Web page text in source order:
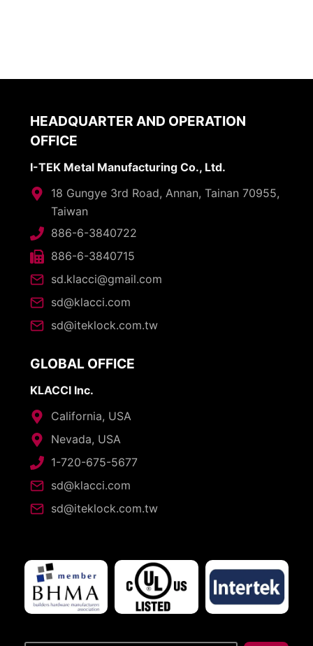
HEADQUARTER AND OPERATION
OFFICE
I-TEK Metal Manufacturing Co., Ltd.
18 Gungye 3rd Road, Annan, Tainan 70955,
Taiwan
886-6-3840722
886-6-3840715
sd.klacci@gmail.com
sd@klacci.com
sd@iteklock.com.tw
GLOBAL OFFICE
KLACCI Inc.
California, USA
Nevada, USA
1-720-675-5677
sd@klacci.com
sd@iteklock.com.tw